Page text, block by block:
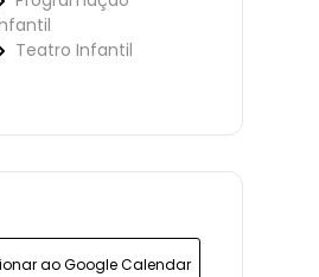
Teatro Infantil
ao Google Calendar